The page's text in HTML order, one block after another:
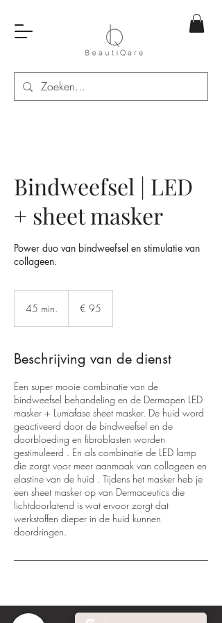
Bindweefsel | LED
+ sheet masker
Power duo van bindweefsel en stimulatie van
collageen.
45 min.
n
€ 95
Beschrijving van de dienst
Een super mooie combinatie van de
bindweefsel behandeling en de Dermapen LED
masker + Lumafase sheet masker. De huid word
geactiveerd door de bindweefsel en de
doorbloeding en fibroblasten worden
gestimuleerd . En als combinatie de LED lamp
die zorgt voor meer aanmaak van collageen en
elastine van de huid . Tijdens het masker heb je
een sheet masker op van Dermaceutics die
lichtdoorlatend is wat ervoor zorgt dat
werkstoffen dieper in de huid kunnen
doordringen.